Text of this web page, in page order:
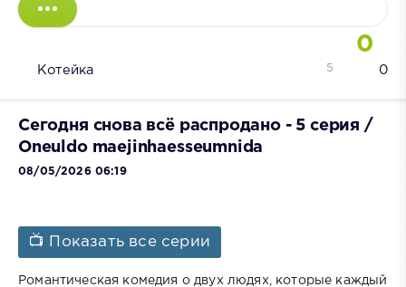
0
Котейка 0
5
Сегодня снова всё распродано - 5 серия /
Oneuldo maejinhaesseumnida
08/05/2026 06:19
📺 Показать все серии
Романтическая комедия о двух людях, которые каждый